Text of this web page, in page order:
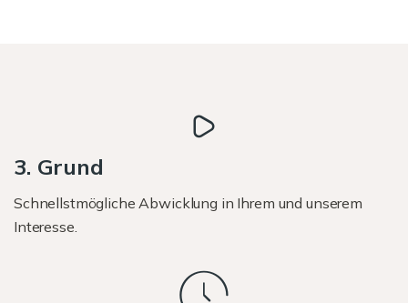
3. Grund
Schnellstmögliche Abwicklung in Ihrem und unserem
Interesse.